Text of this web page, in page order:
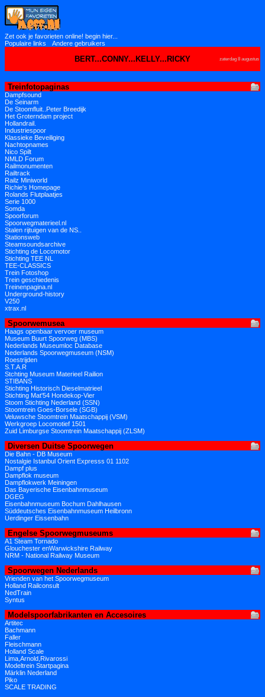
Zet ook je favorieten online! begin hier...
Populaire links
Andere gebruikers
BERT...CONNY...KELLY...RICKY zaterdag 8 augustus
Treinfotopaginas
Dampfsound
De Seinarm
De Stoomfluit..Peter Breedijk
Het Groterndam project
Hollandrail.
Industriespoor
Klassieke Beveiliging
Nachtopnames
Nico Spilt
NMLD Forum
Railmonumenten
Railtrack
Railz Miniworld
Richie's Homepage
Rolands Flutplaatjes
Serie 1000
Somda
Spoorforum
Spoorwegmaterieel.nl
Stalen rijtuigen van de NS..
Stationsweb
Steamsoundsarchive
Stichting de Locomotor
Stichting TEE NL
TEE-CLASSICS
Trein Fotoshop
Trein geschiedenis
Treinenpagina.nl
Underground-history
V250
xtrax.nl
Spoorwemusea
Haags openbaar vervoer museum
Museum Buurt Spoorweg (MBS)
Nederlands Museumloc Database
Nederlands Spoorwegmuseum (NSM)
Roestrijden
S.T.A.R
Stchting Museum Materieel Railion
STIBANS
Stichting Historisch Dieselmatrieel
Stichting Mat'54 Hondekop-Vier
Stoom Stichting Nederland (SSN)
Stoomtrein Goes-Borsele (SGB)
Veluwsche Stoomtrein Maatschappij (VSM)
Werkgroep Locomotief 1501
Zuid Limburgse Stoomtrein Maatschappij (ZLSM)
Diversen Duitse Spoorwegen
Die Bahn - DB Museum
Nostalgie Istanbul Orient Expresss 01 1102
Dampf plus
Dampflok museum
Dampflokwerk Meiningen
Das Bayerische Eisenbahnmuseum
DGEG
Eisenbahnmuseum Bochum Dahlhausen
Süddeutsches Eisenbahnmuseum Heilbronn
Uerdinger Eissenbahn
Engelse Spoorwegmuseums
A1 Steam Tornado
Glouchester enWarwickshire Railway
NRM - National Railway Museum
Spoorwegen Nederlands
Vrienden van het Spoorwegmuseum
Holland Railconsult
NedTrain
Syntus
Modelspoorfabrikanten en Accesoires
Artitec
Bachmann
Faller
Fleischmann
Holland Scale
Lima,Arnold,Rivarossi
Modeltrein Startpagina
Märklin Nederland
Piko
SCALE TRADING